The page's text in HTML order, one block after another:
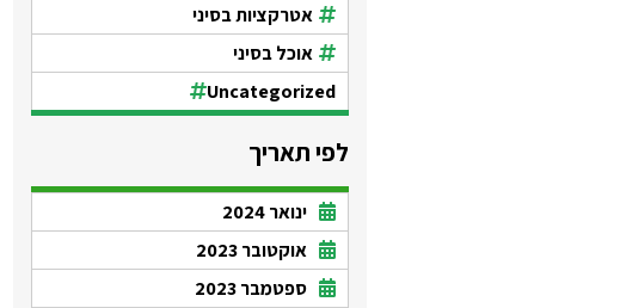
אטרקציות בסיני
אוכל בסיני
Uncategorized
לפי תאריך
ינואר 2024
אוקטובר 2023
ספטמבר 2023